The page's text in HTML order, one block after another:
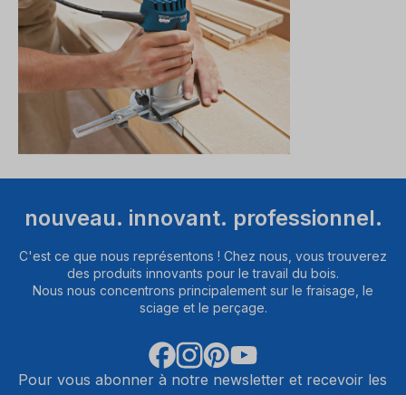
nouveau. innovant. professionnel.
C'est ce que nous représentons ! Chez nous, vous trouverez
des produits innovants pour le travail du bois.
Nous nous concentrons principalement sur le fraisage, le
sciage et le perçage.
Pour vous abonner à notre newsletter et recevoir les